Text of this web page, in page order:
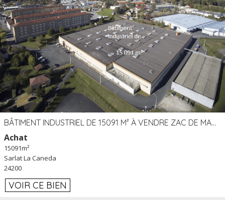
BÂTIMENT INDUSTRIEL DE 15091 M² À VENDRE ZAC DE MADRAZÈS À SARLAT (24)
Achat
15091m²
Sarlat La Caneda
24200
VOIR CE BIEN